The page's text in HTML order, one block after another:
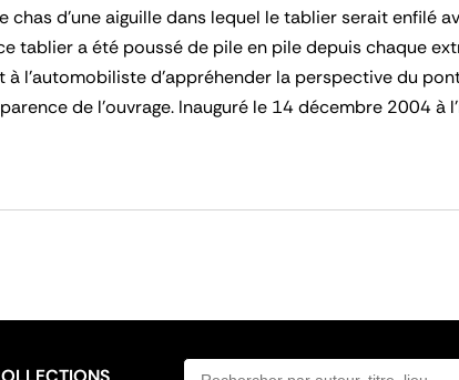
chas d’une aiguille dans lequel le tablier serait enfilé
tablier a été poussé de pile en pile depuis chaque
l’automobiliste d’appréhender la perspective du
de l’ouvrage. Inauguré le 14 décembre 2004 à